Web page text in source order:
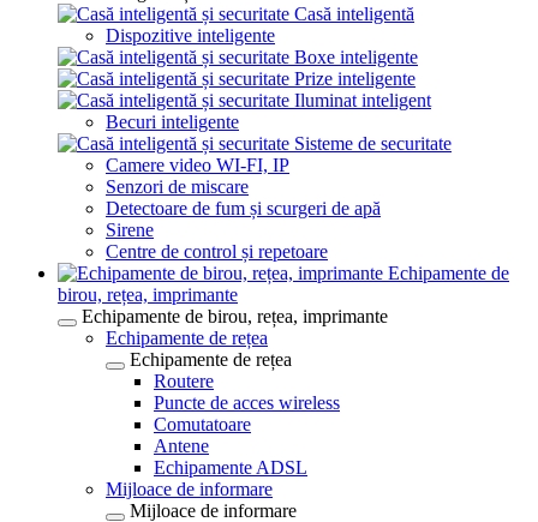
Casă inteligentă
Dispozitive inteligente
Boxe inteligente
Prize inteligente
Iluminat inteligent
Becuri inteligente
Sisteme de securitate
Camere video WI-FI, IP
Senzori de miscare
Detectoare de fum și scurgeri de apă
Sirene
Centre de control și repetoare
Echipamente de
birou, rețea, imprimante
Echipamente de birou, rețea, imprimante
Echipamente de rețea
Echipamente de rețea
Routere
Puncte de acces wireless
Comutatoare
Antene
Echipamente ADSL
Mijloace de informare
Mijloace de informare